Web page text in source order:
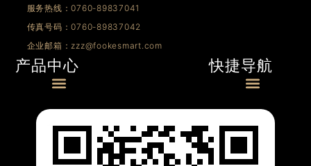
服务热线：0760-89837041
传真号码：0760-89837042
企业邮箱：zzz@fookesmart.com
产品中心
Menu
快捷导航
Menu